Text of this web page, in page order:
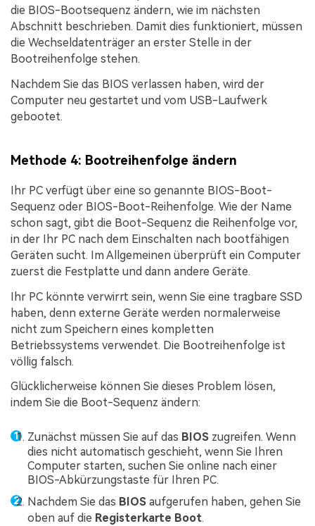
die BIOS-Bootsequenz ändern, wie im nächsten
Abschnitt beschrieben. Damit dies funktioniert, müssen
die Wechseldatenträger an erster Stelle in der
Bootreihenfolge stehen.
Nachdem Sie das BIOS verlassen haben, wird der
Computer neu gestartet und vom USB-Laufwerk
gebootet.
Methode 4: Bootreihenfolge ändern
Ihr PC verfügt über eine so genannte BIOS-Boot-
Sequenz oder BIOS-Boot-Reihenfolge. Wie der Name
schon sagt, gibt die Boot-Sequenz die Reihenfolge vor,
in der Ihr PC nach dem Einschalten nach bootfähigen
Geräten sucht. Im Allgemeinen überprüft ein Computer
zuerst die Festplatte und dann andere Geräte.
Ihr PC könnte verwirrt sein, wenn Sie eine tragbare SSD
haben, denn externe Geräte werden normalerweise
nicht zum Speichern eines kompletten
Betriebssystems verwendet. Die Bootreihenfolge ist
völlig falsch.
Glücklicherweise können Sie dieses Problem lösen,
indem Sie die Boot-Sequenz ändern:
Zunächst müssen Sie auf das BIOS zugreifen. Wenn
dies nicht automatisch geschieht, wenn Sie Ihren
Computer starten, suchen Sie online nach einer
BIOS-Abkürzungstaste für Ihren PC.
Nachdem Sie das BIOS aufgerufen haben, gehen Sie
oben auf die Registerkarte Boot.